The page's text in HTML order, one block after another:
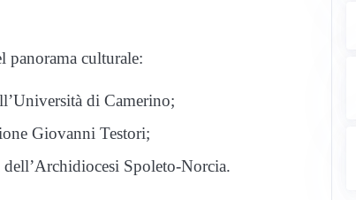
panorama culturale:
di Camerino;
Giovanni Testori;
Spoleto-Norcia.